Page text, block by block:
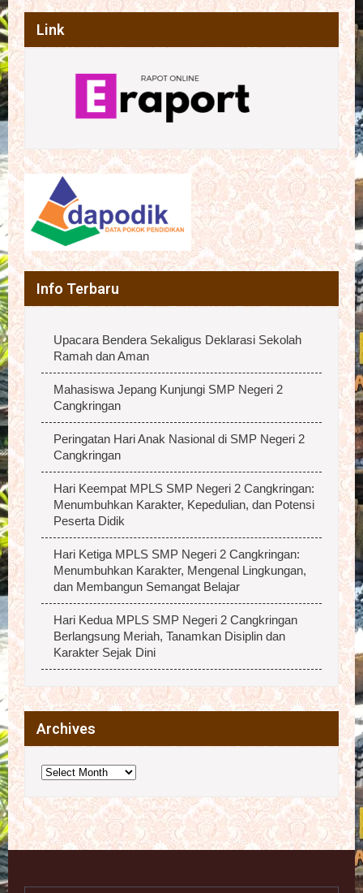
Link
Info Terbaru
Upacara Bendera Sekaligus Deklarasi Sekolah
Ramah dan Aman
Mahasiswa Jepang Kunjungi SMP Negeri 2
Cangkringan
Peringatan Hari Anak Nasional di SMP Negeri 2
Cangkringan
Hari Keempat MPLS SMP Negeri 2 Cangkringan:
Menumbuhkan Karakter, Kepedulian, dan Potensi
Peserta Didik
Hari Ketiga MPLS SMP Negeri 2 Cangkringan:
Menumbuhkan Karakter, Mengenal Lingkungan,
dan Membangun Semangat Belajar
Hari Kedua MPLS SMP Negeri 2 Cangkringan
Berlangsung Meriah, Tanamkan Disiplin dan
Karakter Sejak Dini
Archives
Archives